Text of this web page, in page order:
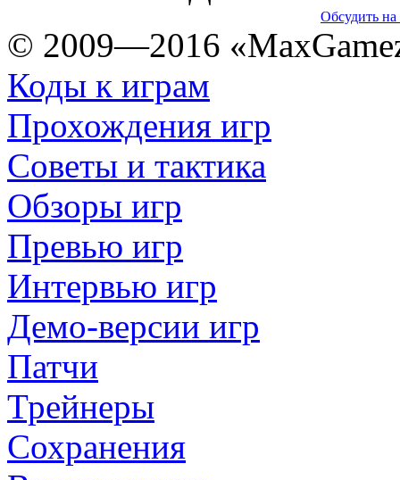
Обсудить
© 2009—2016
Коды к играм
Прохождения игр
Советы и тактика
Обзоры игр
Превью игр
Интервью игр
Демо-версии игр
Патчи
Трейнеры
Сохранения